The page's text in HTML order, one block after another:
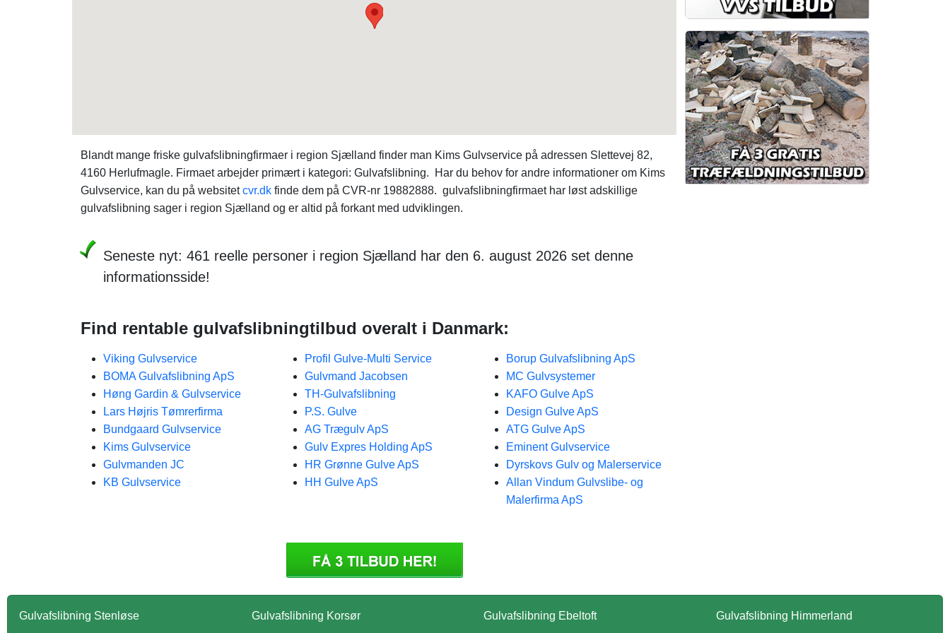
Blandt mange friske gulvafslibningfirmaer i region Sjælland finder man Kims Gulvservice på adressen Slettevej 82,
4160 Herlufmagle. Firmaet arbejder primært i kategori: Gulvafslibning. Har du behov for andre informationer om Kims
Gulvservice, kan du på websitetcvr.dk finde dem på CVR-nr 19882888. gulvafslibningfirmaet har løst adskillige
gulvafslibning sager i region Sjælland og er altid på forkant med udviklingen.
Seneste nyt: 461 reelle personer i region Sjælland har den 6. august 2026 set denne
informationsside!
Find rentable gulvafslibningtilbud overalt i Danmark:
Viking Gulvservice
BOMA Gulvafslibning ApS
Høng Gardin & Gulvservice
Lars Højris Tømrerfirma
Bundgaard Gulvservice
Kims Gulvservice
Gulvmanden JC
KB Gulvservice
Profil Gulve-Multi Service
Gulvmand Jacobsen
TH-Gulvafslibning
P.S. Gulve
AG Trægulv ApS
Gulv Expres Holding ApS
HR Grønne Gulve ApS
HH Gulve ApS
Borup Gulvafslibning ApS
MC Gulvsystemer
KAFO Gulve ApS
Design Gulve ApS
ATG Gulve ApS
Eminent Gulvservice
Dyrskovs Gulv og Malerservice
Allan Vindum Gulvslibe- og
Malerfirma ApS
Gulvafslibning Stenløse Gulvafslibning Korsør Gulvafslibning Ebeltoft Gulvafslibning Himmerland